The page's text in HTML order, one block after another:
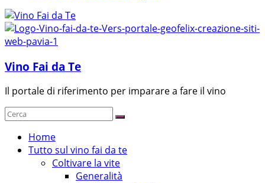
Vino Fai da Te
Il portale di riferimento per imparare a fare il vino
Home
Tutto sul vino fai da te
Coltivare la vite
Generalità